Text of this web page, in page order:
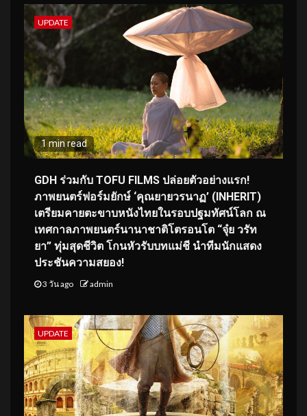
UPDATE
1 min read
GDH ร่วมกับ TOFU FILMS ปล่อยตัวอย่างแรก!
ภาพยนตร์ฟอร์มยักษ์ ‘คุณยายวรนาฏ’ (INHERIT)
เตรียมคายตะขาบหนังไทยในรอบปฐมทัศน์โลก ณ
เทศกาลภาพยนตร์นานาชาติโตรอนโต “จุ๋ย วรัท
ยา” ทุ่มสุดชีวิต โกนหัวรับบทแม่ชี นำทีมนักแสดง
ประชันความสยอง!
3 วัน ago admin
UPDATE